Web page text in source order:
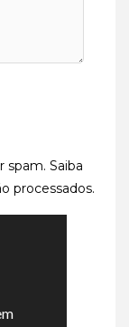
spam. Saiba
processados.